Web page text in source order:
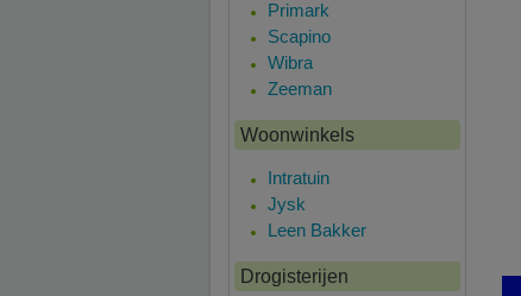
Primark
Scapino
Wibra
Zeeman
Woonwinkels
Intratuin
Jysk
Leen Bakker
Drogisterijen